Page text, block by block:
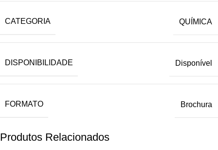
CATEGORIA QUÍMICA
DISPONIBILIDADE Disponível
FORMATO Brochura
Produtos Relacionados